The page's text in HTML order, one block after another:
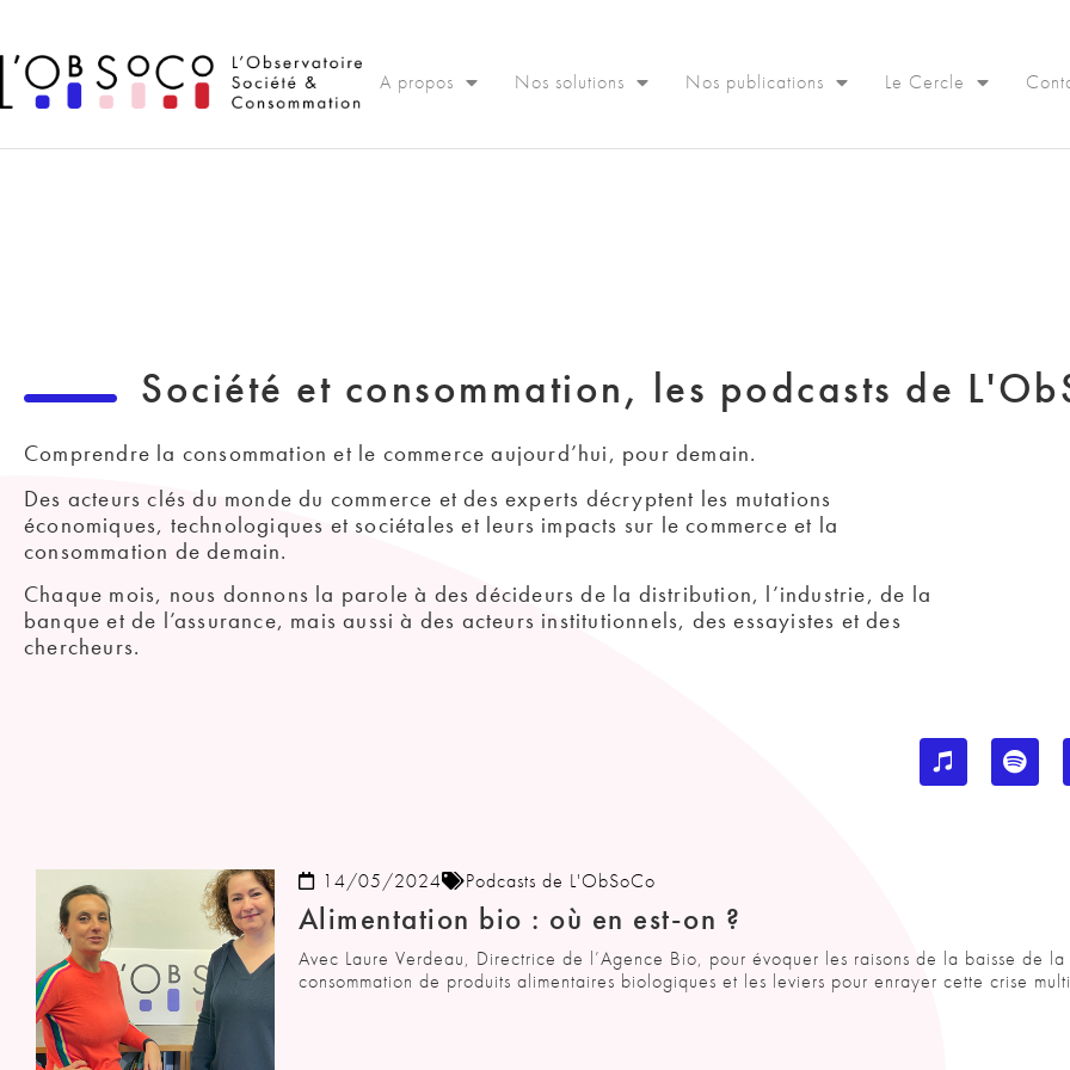
A propos Nos solutions Nos publications Le Cercle
Société et consommation, les podcasts de
Comprendre la consommation et le commerce aujourd’hui, pour demain.
Des acteurs clés du monde du commerce et des experts décryptent les mutations
économiques, technologiques et sociétales et leurs impacts sur le commerce et la
consommation de demain.
Chaque mois, nous donnons la parole à des décideurs de la distribution, l’industrie, de la
banque et de l’assurance, mais aussi à des acteurs institutionnels, des essayistes et des
chercheurs.
14/05/2024 Podcasts de L'ObSoCo
Alimentation bio : où en est-on ?
Avec Laure Verdeau, Directrice de l’Agence Bio, pour évoquer les raisons de la baisse de la
consommation de produits alimentaires biologiques et les leviers pour enrayer cette crise